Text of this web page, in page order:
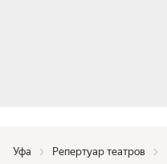
Уфа Репертуар театров